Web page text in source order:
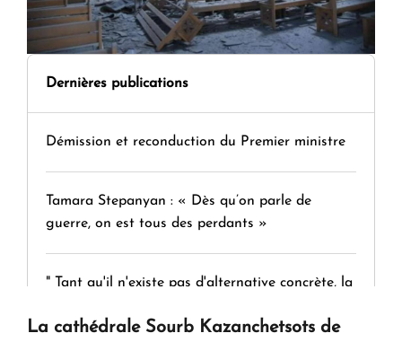
Dernières publications
Démission et reconduction du Premier ministre
Tamara Stepanyan : « Dès qu’on parle de
guerre, on est tous des perdants »
" Tant qu'il n'existe pas d'alternative concrète, la
La cathédrale Sourb Kazanchetsots de